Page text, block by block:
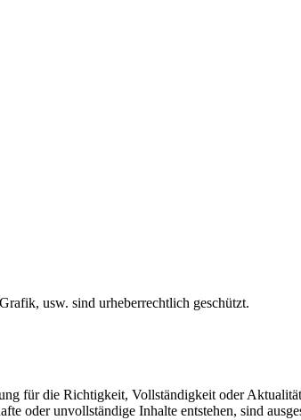
usw. sind urheberrechtlich geschützt.
für die Richtigkeit, Vollständigkeit oder
oder unvollständige Inhalte entstehen, sind